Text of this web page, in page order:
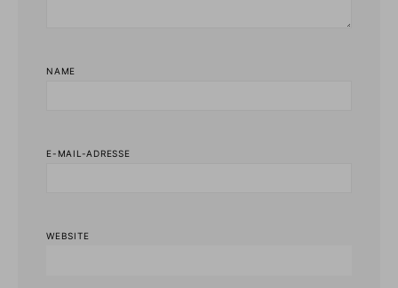
NAME
E-MAIL-ADRESSE
WEBSITE